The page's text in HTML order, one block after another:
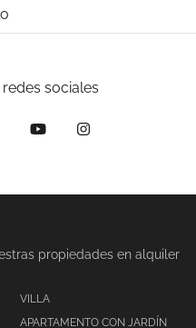
sociales
propiedades en alquiler
VILLA
APARTAMENTO CON JARDÍN